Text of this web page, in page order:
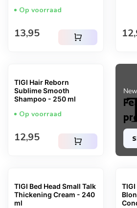
New
Op voorraad
Normale prijs
13,95 shopping_cart
TIGI Hair Reborn
Sublime Smooth
Shampoo - 250 ml
Op voorraad
Normale prijs
12,95 shopping_cart
TIGI Bed Head Small Talk
Thickening Cream - 240
ml
TIGI